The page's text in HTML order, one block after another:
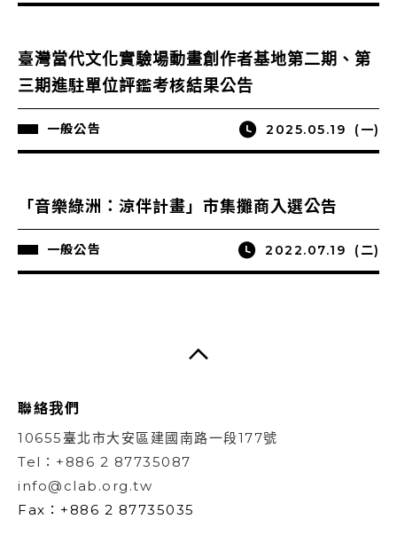
臺灣當代文化實驗場動畫創作者基地第二期、第
三期進駐單位評鑑考核結果公告
一般公告 2025.05.19 (一)
「音樂綠洲：涼伴計畫」市集攤商入選公告
一般公告 2022.07.19 (二)
聯絡我們
10655臺北市大安區建國南路一段177號
Tel：+886 2 87735087
info@clab.org.tw
Fax：+886 2 87735035